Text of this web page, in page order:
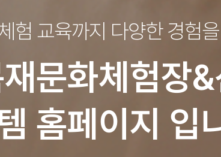
험 교육까지 다양한 경험
문화체험장
홈페이지 입